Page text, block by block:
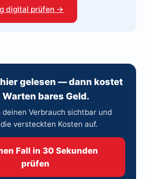
digital prüfen →
gelesen — dann kostet
bares Geld.
deinen Verbrauch sichtbar und
versteckten Kosten auf.
Fall in 30 Sekunden
prüfen